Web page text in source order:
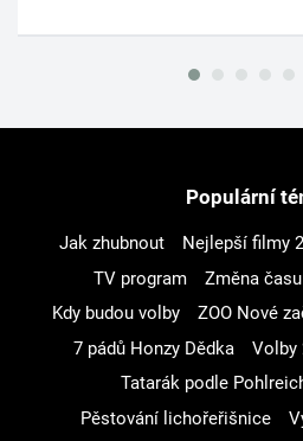
Populární
Jak zhubnout Nejlepší filmy
TV program
Změna času
Kdy budou volby
ZOO Nové
7 pádů Honzy Dědka
Volby
Tatarák podle
Pěstování lichořeřišnice